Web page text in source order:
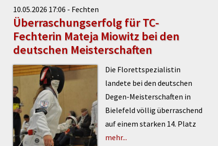
10.05.2026 17:06 - Fechten
Überraschungserfolg für TC-
Fechterin Mateja Miowitz bei den
deutschen Meisterschaften
Die Florettspezialistin
landete bei den deutschen
Degen-Meisterschaften in
Bielefeld völlig überraschend
auf einem starken 14. Platz
mehr...